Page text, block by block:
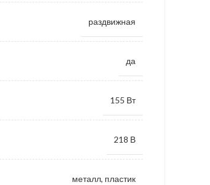
раздвижная
да
155 Вт
218 В
металл, пластик